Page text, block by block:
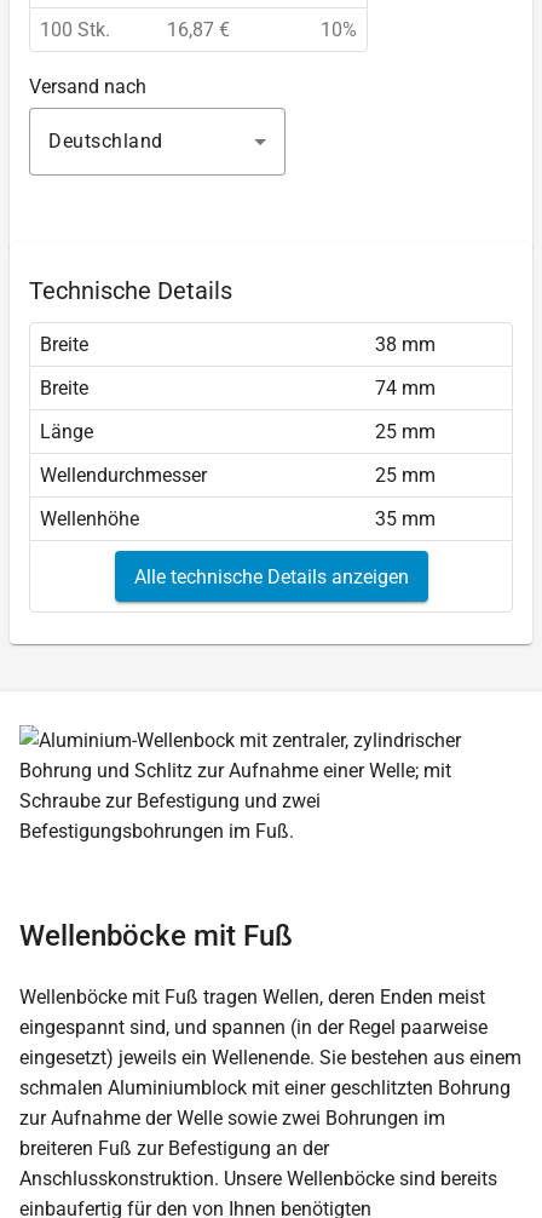
100 Stk.
16,87 € 10%
Versand nach
Deutschland
Technische Details
Breite
38 mm
Breite
74 mm
Länge
25 mm
Wellendurchmesser
25 mm
Wellenhöhe
35 mm
Alle technische Details anzeigen
Wellenböcke mit Fuß
Wellenböcke mit Fuß tragen Wellen, deren Enden meist
eingespannt sind, und spannen (in der Regel paarweise
eingesetzt) jeweils ein Wellenende. Sie bestehen aus einem
schmalen Aluminiumblock mit einer geschlitzten Bohrung
zur Aufnahme der Welle sowie zwei Bohrungen im
breiteren Fuß zur Befestigung an der
Anschlusskonstruktion. Unsere Wellenböcke sind bereits
einbaufertig für den von Ihnen benötigten